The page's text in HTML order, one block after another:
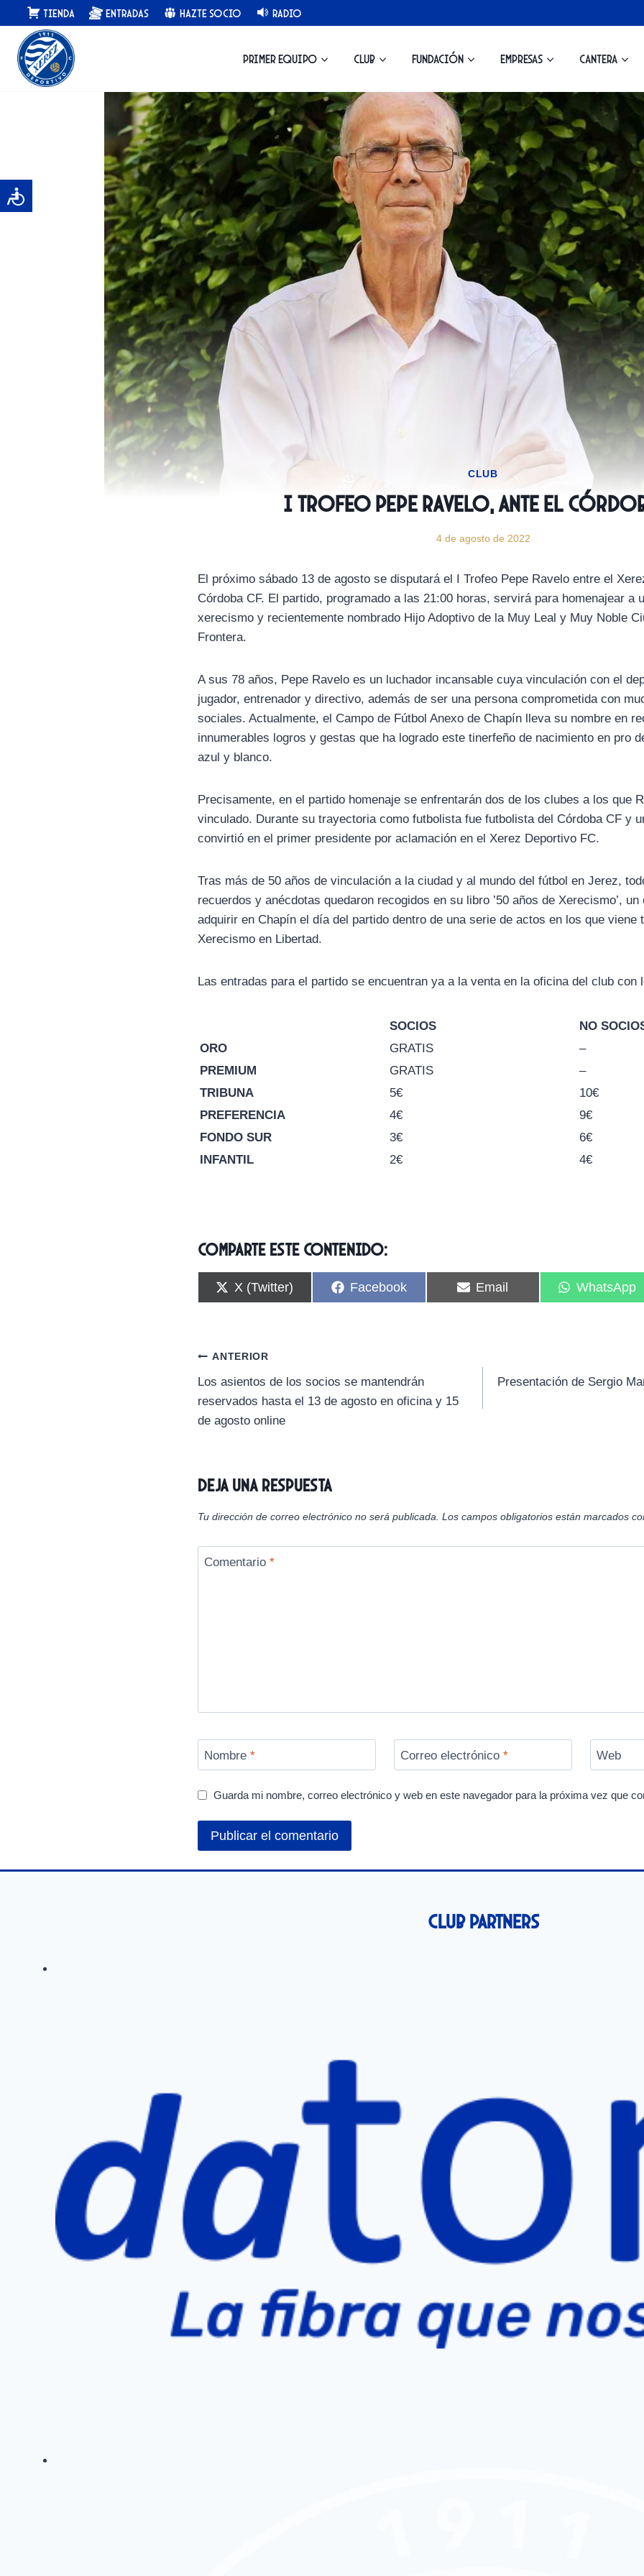
Saltar
al
contenido
Tienda Entradas Hazte Socio Radio
Primer equipo Club Fundación Empresas Cantera
CLUB
I Trofeo Pepe Ravelo, ante el
4 de agosto de 2022
El próximo sábado 13 de agosto se disputará el I Trofeo Pepe Ravelo entre el
Córdoba CF. El partido, programado a las 21:00 horas, servirá para homenajear a
xerecismo y recientemente nombrado Hijo Adoptivo de la Muy Leal y Muy Noble
Frontera.
A sus 78 años, Pepe Ravelo es un luchador incansable cuya vinculación con el
jugador, entrenador y directivo, además de ser una persona comprometida con
sociales. Actualmente, el Campo de Fútbol Anexo de Chapín lleva su nombre en
innumerables logros y gestas que ha logrado este tinerfeño de nacimiento en pro
azul y blanco.
Precisamente, en el partido homenaje se enfrentarán dos de los clubes a los que
vinculado. Durante su trayectoria como futbolista fue futbolista del Córdoba CF y
convirtió en el primer presidente por aclamación en el Xerez Deportivo FC.
Tras más de 50 años de vinculación a la ciudad y al mundo del fútbol en Jerez,
recuerdos y anécdotas quedaron recogidos en su libro ’50 años de Xerecismo’,
adquirir en Chapín el día del partido dentro de una serie de actos en los que viene
Xerecismo en Libertad.
Las entradas para el partido se encuentran ya a la venta en la oficina del club con
SOCIOS
NO
ORO
GRATIS
–
PREMIUM
GRATIS
–
TRIBUNA
5€
10€
PREFERENCIA
4€
9€
FONDO SUR
3€
6€
INFANTIL
2€ 4€
Comparte este contenido:
C
o
r
t
i
r
e
n
X (Twitter)
C
o
i
r
e
Facebook
C
o
Email
C
o
i
r
WhatsApp
Navegación
de
entradas
ANTERIOR
Los asientos de los socios se mantendrán
reservados hasta el 13 de agosto en oficina y 15
de agosto online
Presentación de Sergio
Deja una respuesta
Tu dirección de correo electrónico no será publicada. Los campos obligatorios están marcados
Comentario *
Nombre * Correo electrónico * Web
Guarda mi nombre, correo electrónico y web en este navegador para la próxima vez que
Club Partners